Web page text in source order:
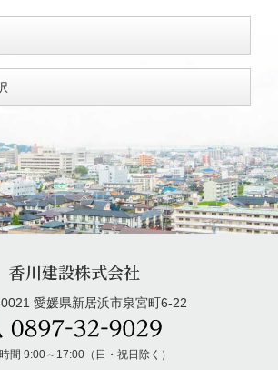
香川建設株式会社
愛媛県新居浜市泉宮町6-22
間 9:00～17:00（日・祝日除く）